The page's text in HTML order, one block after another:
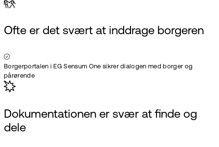
Ofte er det svært at inddrage borgeren
Borgerportalen i EG Sensum One sikrer dialogen med borger og
pårørende
Dokumentationen er svær at finde og
dele